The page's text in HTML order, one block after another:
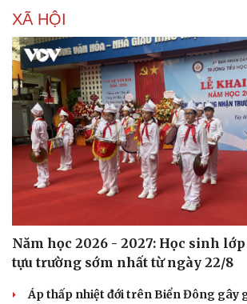
XÃ HỘI
Năm học 2026 - 2027: Học sinh lớp
tựu trường sớm nhất từ ngày 22/8
Áp thấp nhiệt đới trên Biển Đông gây